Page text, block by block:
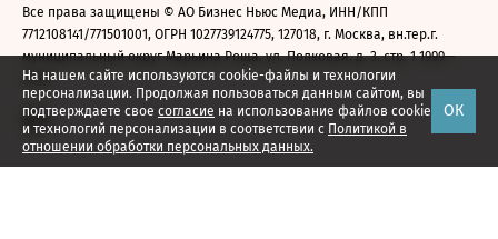
На нашем сайте используются cookie-файлы и технологии
персонализации. Продолжая пользоваться данным сайтом, вы
подтверждаете свое согласие на использование файлов cookie
и технологий персонализации в соответствии с Политикой в
отношении обработки персональных данных.
ОК
Все права защищены © АО Бизнес Ньюс Медиа, ИНН/КПП
7712108141/771501001, ОГРН 1027739124775, 127018, г. Москва, вн.тер.г.
муниципальный округ Марьина Роща, ул. Полковая, д. 3, стр. 1 1999—
2026